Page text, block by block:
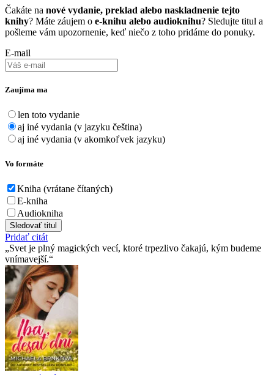
Čakáte na nové vydanie, preklad alebo naskladnenie tejto
knihy? Máte záujem o e-knihu alebo audioknihu? Sledujte titul a
pošleme vám upozornenie, keď niečo z toho pridáme do ponuky.
E-mail
Zaujíma ma
len toto vydanie
aj iné vydania (v jazyku čeština)
aj iné vydania (v akomkoľvek jazyku)
Vo formáte
Kniha (vrátane čítaných)
E-kniha
Audiokniha
Sledovať titul
Pridať citát
Svet je plný magických vecí, ktoré trpezlivo čakajú, kým budeme
vnímavejší.